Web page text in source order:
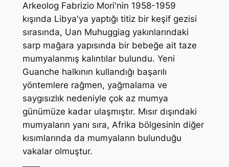
Arkeolog Fabrizio Mori'nin 1958-1959
kışında Libya'ya yaptığı titiz bir keşif gezisi
sırasında, Uan Muhuggiag yakınlarındaki
sarp mağara yapısında bir bebeğe ait taze
mumyalanmış kalıntılar bulundu. Yeni
Guanche halkının kullandığı başarılı
yöntemlere rağmen, yağmalama ve
saygısızlık nedeniyle çok az mumya
günümüze kadar ulaşmıştır. Mısır dışındaki
mumyaların yanı sıra, Afrika bölgesinin diğer
kısımlarında da mumyaların bulunduğu
vakalar olmuştur.